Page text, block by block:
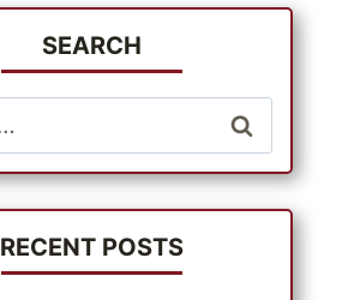
SEARCH
RECENT POSTS